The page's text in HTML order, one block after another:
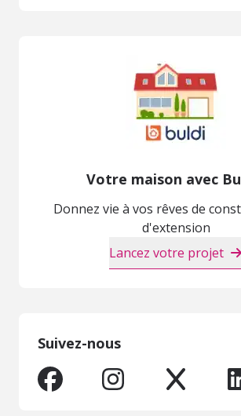
Votre maison avec
Donnez vie à vos rêves de
d'extension
Lancez votre projet
Suivez-nous